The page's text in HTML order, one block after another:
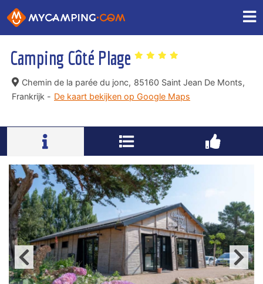
Camping Côté Plage
Chemin de la parée du jonc, 85160 Saint Jean De Monts,
Frankrijk - De kaart bekijken op Google Maps